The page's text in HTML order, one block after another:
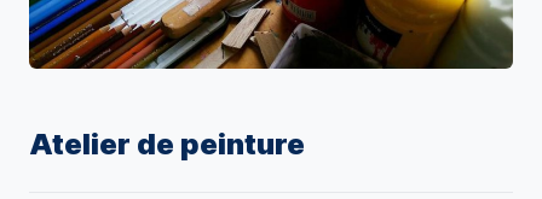
Atelier de peinture